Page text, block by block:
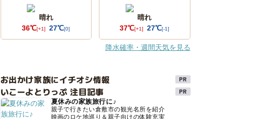
晴れ
36℃[+1] 27℃[0]
晴れ
37℃[+1] 27℃[-1]
降水確率・週間天気を見る
お出かけ家族にイチオシ情報
いこーよとりっぷ 注目記事
夏休みの家族旅行に♪
親子で行きたい倉敷市の観光名所を紹介
映画のロケ地巡り＆親子向けの体験充実